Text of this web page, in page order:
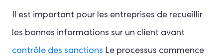
Il est important pour les entreprises de recueillir
les bonnes informations sur un client avant
contrôle des sanctions Le processus commence